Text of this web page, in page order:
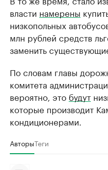
власти намерены
низкопольных
млн рублей средств
заменить
По словам главы
комитета
вероятно, это будут
которые производит
кондиционерами.
АвторыТеги